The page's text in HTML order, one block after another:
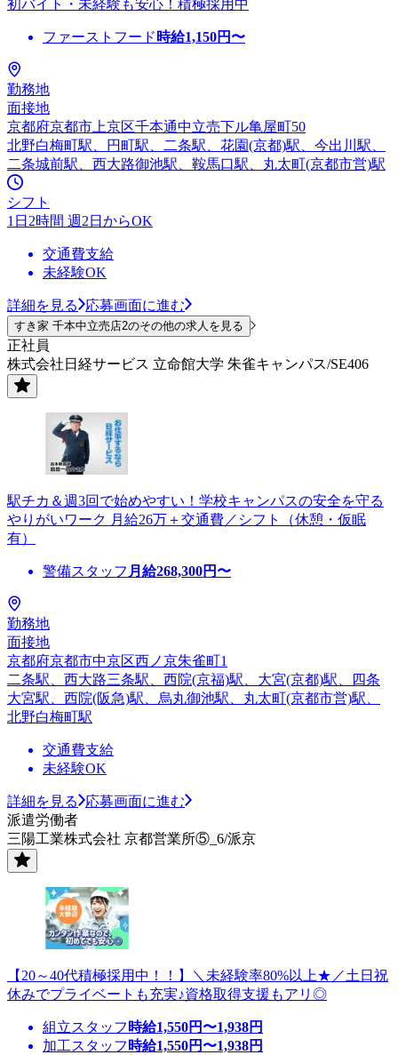
初バイト・未経験も安心！積極採用中
ファーストフード 時給1,150円〜
勤務地
面接地
京都府京都市上京区千本通中立売下ル亀屋町50
北野白梅町駅、円町駅、二条駅、花園(京都)駅、今出川駅、
二条城前駅、西大路御池駅、鞍馬口駅、丸太町(京都市営)駅
シフト
1日2時間 週2日からOK
交通費支給
未経験OK
詳細を見る 応募画面に進む
すき家 千本中立売店2のその他の求人を見る
正社員
株式会社日経サービス 立命館大学 朱雀キャンパス/SE406
駅チカ＆週3回で始めやすい！学校キャンパスの安全を守る
やりがいワーク 月給26万＋交通費／シフト（休憩・仮眠
有）
警備スタッフ 月給268,300円〜
勤務地
面接地
京都府京都市中京区西ノ京朱雀町1
二条駅、西大路三条駅、西院(京福)駅、大宮(京都)駅、四条
大宮駅、西院(阪急)駅、烏丸御池駅、丸太町(京都市営)駅、
北野白梅町駅
交通費支給
未経験OK
詳細を見る
応募画面に進む
派遣労働者
三陽工業株式会社 京都営業所⑤_6/派京
【20～40代積極採用中！！】＼未経験率80%以上★／土日祝
休みでプライベートも充実♪資格取得支援もアリ◎
組立スタッフ 時給1,550円〜1,938円
加工スタッフ 時給1,550円〜1,938円